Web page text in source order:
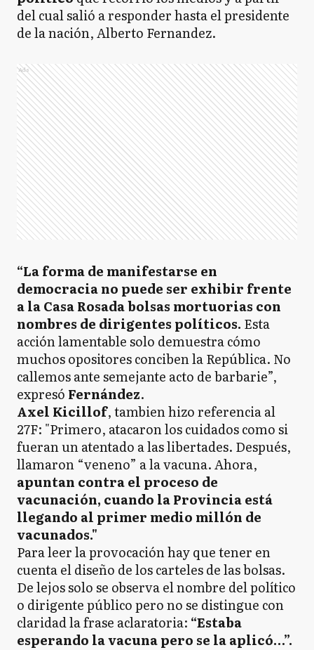
del cual salió a responder hasta el presidente
de la nación, Alberto Fernandez.
Ads
“La forma de manifestarse en
democracia no puede ser exhibir frente
a la Casa Rosada bolsas mortuorias con
nombres de dirigentes políticos. Esta
acción lamentable solo demuestra cómo
muchos opositores conciben la República. No
callemos ante semejante acto de barbarie”,
expresó Fernández.
Axel Kicillof, tambien hizo referencia al
27F: "Primero, atacaron los cuidados como si
fueran un atentado a las libertades. Después,
llamaron “veneno” a la vacuna. Ahora,
apuntan contra el proceso de
vacunación, cuando la Provincia está
llegando al primer medio millón de
vacunados."
Para leer la provocación hay que tener en
cuenta el diseño de los carteles de las bolsas.
De lejos solo se observa el nombre del político
o dirigente público pero no se distingue con
claridad la frase aclaratoria: “Estaba
esperando la vacuna pero se la aplicó…”.